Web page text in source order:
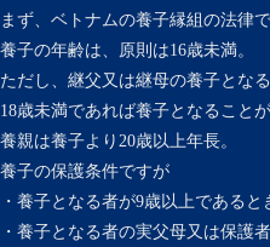
まず、ベトナムの養子縁組の法律
養子の年齢は、原則は16歳未満。
ただし、継父又は継母の養子とな
18歳未満であれば養子となることが
養親は養子より20歳以上年長。
養子の保護条件ですが
・養子となる者が9歳以上である
・養子となる者の実父母又は保護